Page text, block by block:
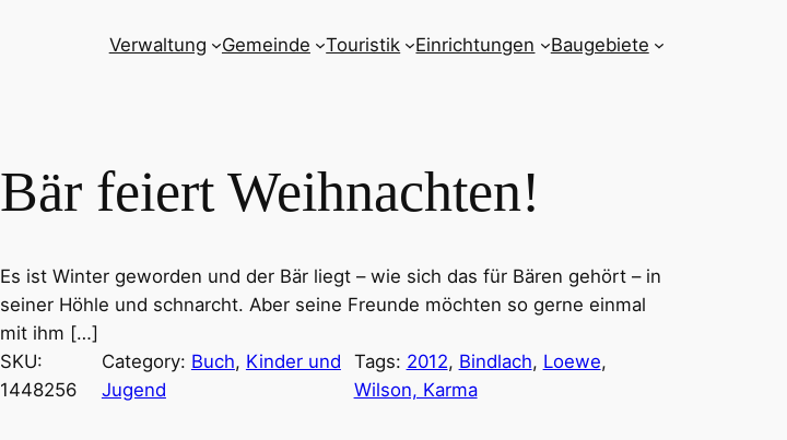
Verwaltung Gemeinde Touristik Einrichtungen Baugebiete
Bär feiert Weihnachten!
Es ist Winter geworden und der Bär liegt – wie sich das für Bären gehört – in
seiner Höhle und schnarcht. Aber seine Freunde möchten so gerne einmal
mit ihm […]
SKU:
1448256
Category: Buch, Kinder und
Jugend
Tags: 2012, Bindlach, Loewe
Wilson, Karma